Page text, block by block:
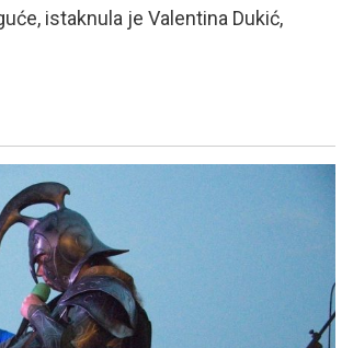
istaknula je Valentina Dukić,